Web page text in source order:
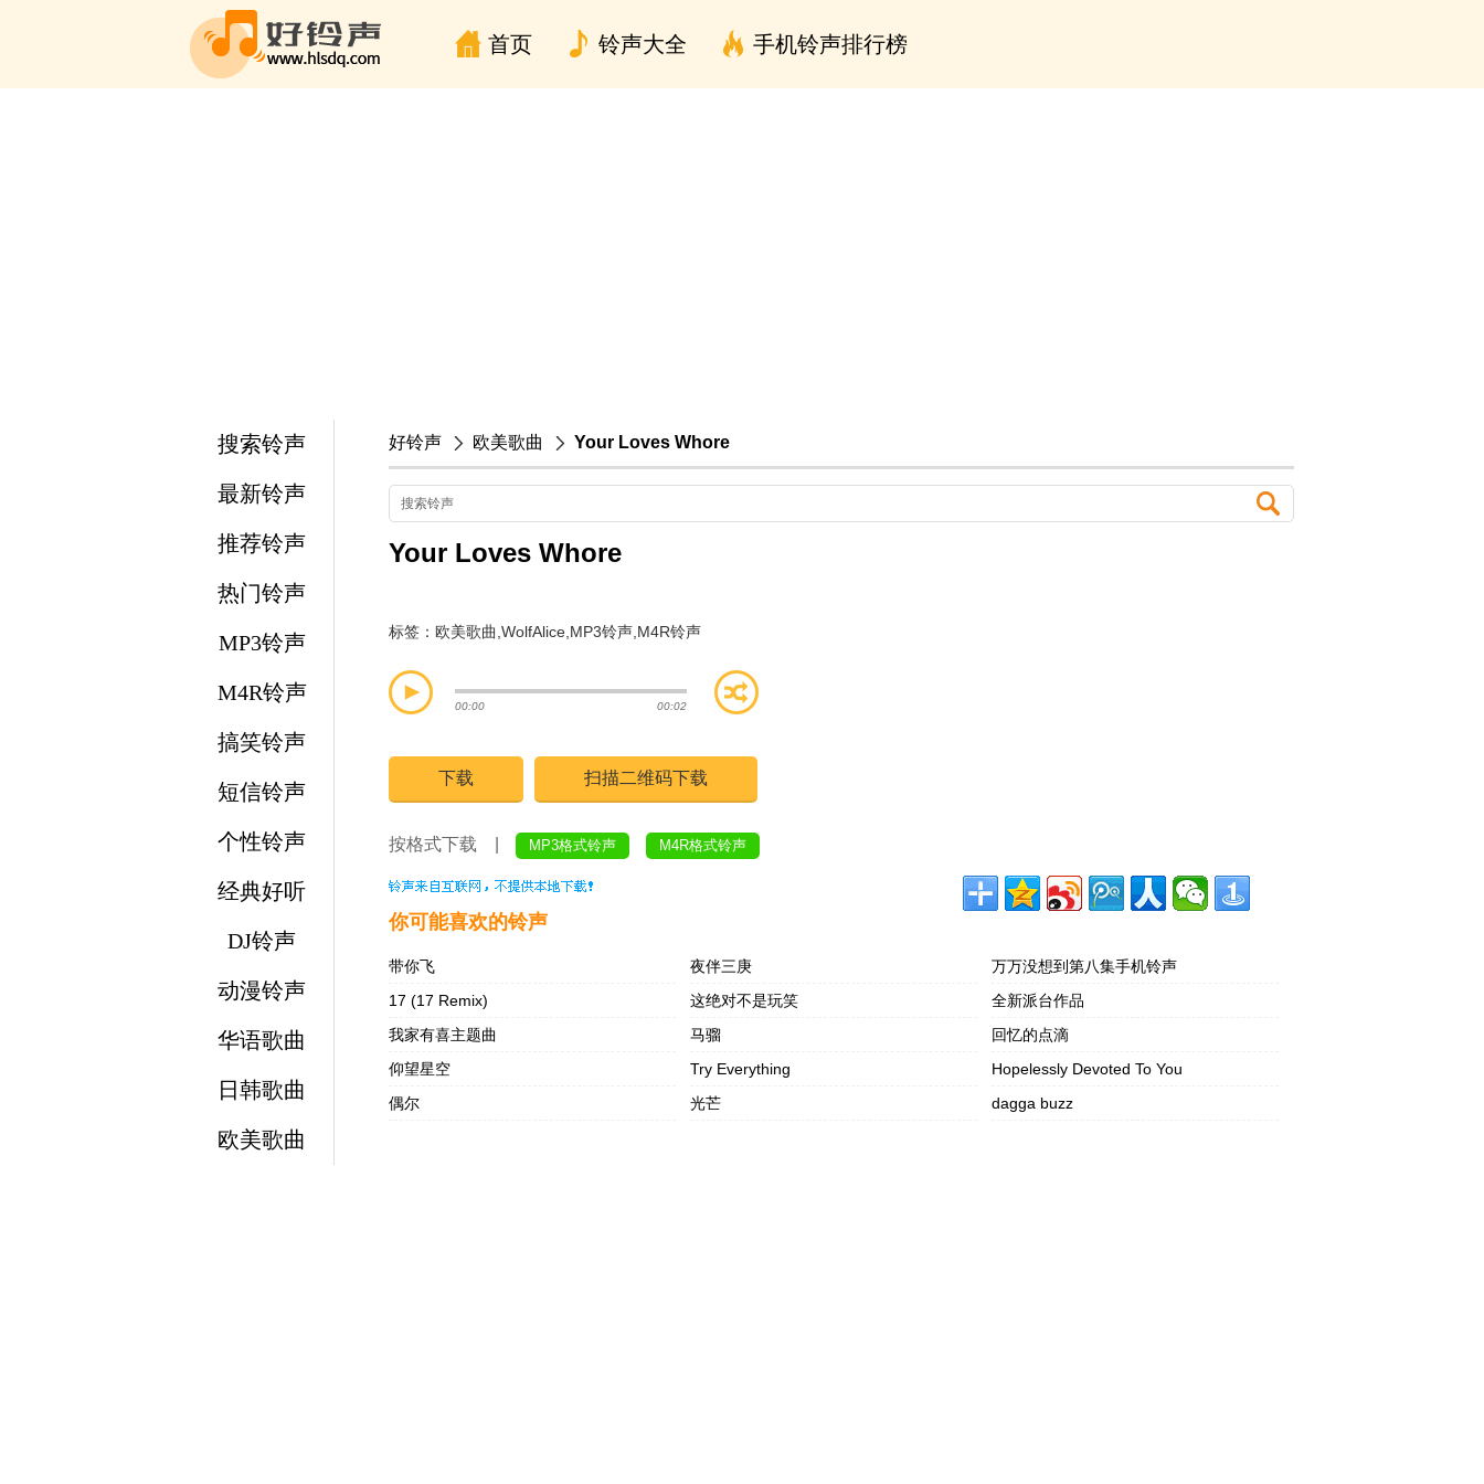
首页 铃声大全 手机铃声排行榜
搜索铃声
最新铃声
推荐铃声
热门铃声
MP3铃声
M4R铃声
搞笑铃声
短信铃声
个性铃声
经典好听
DJ铃声
动漫铃声
华语歌曲
日韩歌曲
欧美歌曲
好铃声 欧美歌曲 Your Loves Whore
Your Loves Whore
标签： 欧美歌曲 WolfAlice MP3铃声 M4R铃声
00:00 00:02
下载 扫描二维码下载
按格式下载 | MP3格式铃声 M4R格式铃声
你可能喜欢的铃声
带你飞 夜伴三庚
万万没想到第八集手机铃声
17 (17 Remix)
这绝对不是玩笑
全新派台作品
我家有喜主题曲
马骝
回忆的点滴
仰望星空
Try Everything
Hopelessly Devoted To You
偶尔
光芒 dagga buzz